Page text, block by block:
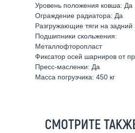
Уровень положения ковша: Да
Ограждение радиатора: Да
Разгружающие тяги на задний
Подшипники скольжения:
Металлофторопласт
Фиксатор осей шарниров от
Пресс-масленки: Да
Масса погрузчика: 450 кг
СМОТРИТЕ